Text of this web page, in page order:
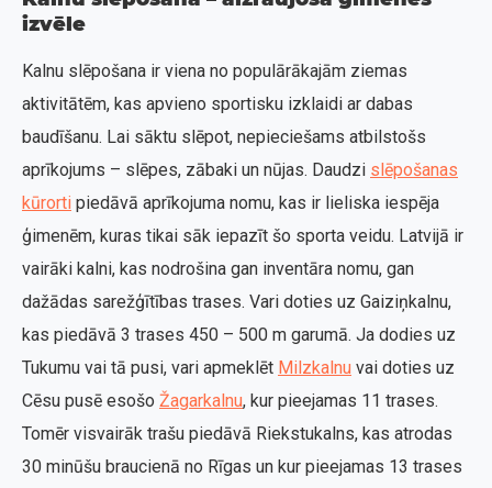
izvēle
Kalnu slēpošana ir viena no populārākajām ziemas
aktivitātēm, kas apvieno sportisku izklaidi ar dabas
baudīšanu. Lai sāktu slēpot, nepieciešams atbilstošs
aprīkojums – slēpes, zābaki un nūjas. Daudzi slēpošanas
kūrorti piedāvā aprīkojuma nomu, kas ir lieliska iespēja
ģimenēm, kuras tikai sāk iepazīt šo sporta veidu. Latvijā ir
vairāki kalni, kas nodrošina gan inventāra nomu, gan
dažādas sarežģītības trases. Vari doties uz Gaiziņkalnu,
kas piedāvā 3 trases 450 – 500 m garumā. Ja dodies uz
Tukumu vai tā pusi, vari apmeklēt Milzkalnu vai doties uz
Cēsu pusē esošo Žagarkalnu, kur pieejamas 11 trases.
Tomēr visvairāk trašu piedāvā Riekstukalns, kas atrodas
30 minūšu braucienā no Rīgas un kur pieejamas 13 trases